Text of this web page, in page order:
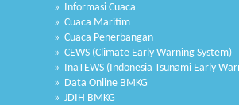
» Informasi Cuaca
» Cuaca Maritim
» Cuaca Penerbangan
» CEWS (Climate Early Warning System)
» InaTEWS (Indonesia Tsunami Early
» Data Online BMKG
» JDIH BMKG